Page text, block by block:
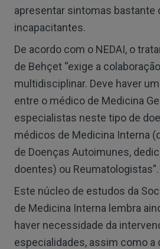
apresentar sintomas bastante
incapacitantes.
De acordo com o NEDAI, o
de Behçet “exige a
multidisciplinar. Deve haver
entre o médico de Medicina
especialistas neste tipo de
médicos de Medicina Interna
de Doenças Autoimunes,
doentes) ou Reumatologistas”.
Este núcleo de estudos da
de Medicina Interna lembra
haver necessidade da
especialidades, assim como